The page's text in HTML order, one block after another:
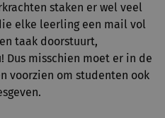
staken er wel veel
elke leerling een mail vol
taak doorstuurt,
Dus misschien moet er in de
voorzien om studenten ook